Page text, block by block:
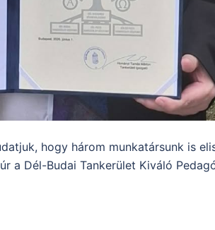
hogy három munkatársunk is
a Dél-Budai Tankerület Kiváló